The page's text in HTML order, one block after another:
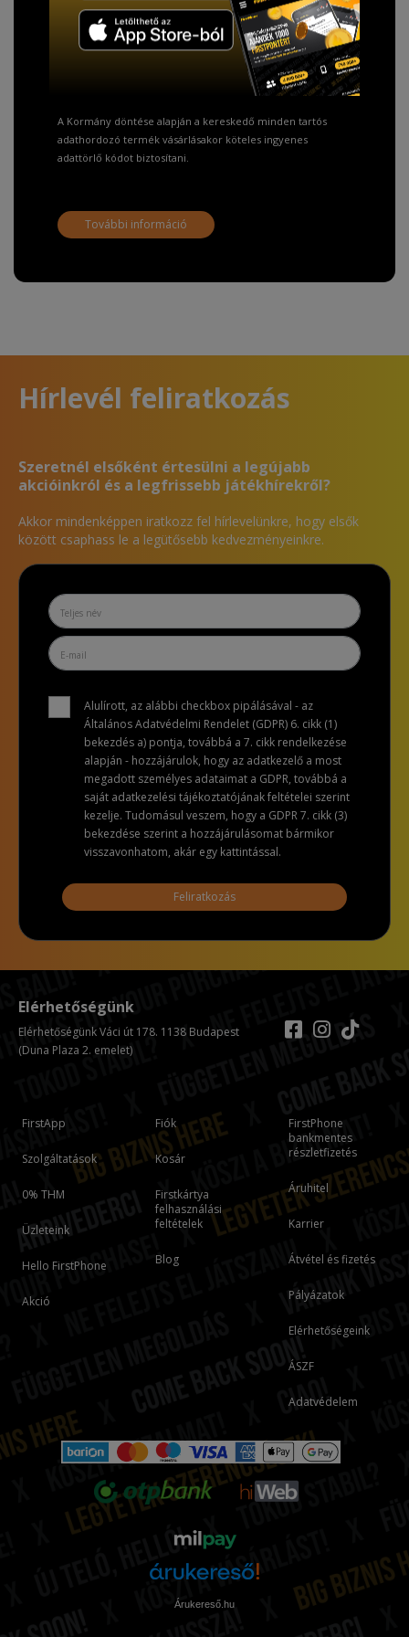
TISZTELT VÁSÁRLÓNK!
Fizetésnél kérje az ingyenes adattörlő kódot
adatainak biztonsága érdekében!
A Kormány döntése alapján a kereskedő minden tartós
adathordozó termék vásárlásakor köteles ingyenes
adattörlő kódot biztosítani.
További információ
Hírlevél feliratkozás
Szeretnél elsőként értesülni a legújabb
akcióinkról és a legfrissebb játékhírekről?
Akkor mindenképpen iratkozz fel hírlevelünkre, hogy elsők
között csaphass le a legütősebb kedvezményeinkre.
Alulírott, az alábbi checkbox pipálásával - az
Általános Adatvédelmi Rendelet (GDPR) 6. cikk (1)
bekezdés a) pontja, továbbá a 7. cikk rendelkezése
alapján - hozzájárulok, hogy az adatkezelő a most
megadott személyes adataimat a GDPR, továbbá a
saját adatkezelési tájékoztatójának feltételei szerint
kezelje. Tudomásul veszem, hogy a GDPR 7. cikk (3)
bekezdése szerint a hozzájárulásomat bármikor
visszavonhatom, akár egy kattintással.
Feliratkozás
FirstApp
Szolgáltatások
0% THM
Üzleteink
Hello FirstPhone
Akció
Fiók
Kosár
Firstkártya
felhasználási
feltételek
Blog
FirstPhone
bankmentes
részletfizetés
Áruhitel
Karrier
Átvétel és fizetés
Pályázatok
Elérhetőségeink
ÁSZF
Adatvédelem
Elérhetőségünk
Elérhetőségünk Váci út 178. 1138 Budapest
(Duna Plaza 2. emelet)
Árukereső.hu